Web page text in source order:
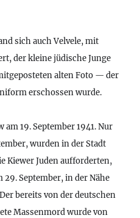
sich auch Velvele, mit
der kleine jüdische Junge
alten Foto — der
erschossen wurde.
19. September 1941. Nur
wurden in der Stadt
Kiewer Juden aufforderten,
September, in der Nähe
bereits von der deutschen
Massenmord wurde von